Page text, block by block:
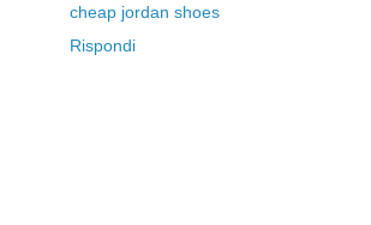
cheap jordan shoes
Rispondi